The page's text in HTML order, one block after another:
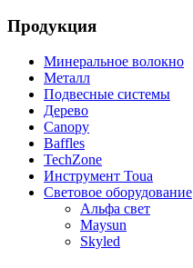
Продукция
Минеральное волокно
Металл
Подвесные системы
Дерево
Canopy
Baffles
TechZone
Инструмент Toua
Световое оборудование
Альфа свет
Maysun
Skyled